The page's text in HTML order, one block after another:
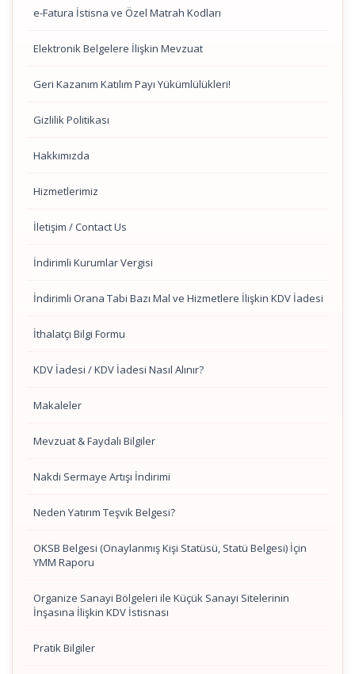
e-Fatura İstisna ve Özel Matrah Kodları
Elektronik Belgelere İlişkin Mevzuat
Geri Kazanım Katılım Payı Yükümlülükleri!
Gizlilik Politikası
Hakkımızda
Hizmetlerimiz
İletişim / Contact Us
İndirimli Kurumlar Vergisi
İndirimli Orana Tabi Bazı Mal ve Hizmetlere İlişkin KDV İadesi
İthalatçı Bilgi Formu
KDV İadesi / KDV İadesi Nasıl Alınır?
Makaleler
Mevzuat & Faydalı Bilgiler
Nakdi Sermaye Artışı İndirimi
Neden Yatırım Teşvik Belgesi?
OKSB Belgesi (Onaylanmış Kişi Statüsü, Statü Belgesi) İçin
YMM Raporu
Organize Sanayi Bölgeleri ile Küçük Sanayi Sitelerinin
İnşasına İlişkin KDV İstisnası
Pratik Bilgiler